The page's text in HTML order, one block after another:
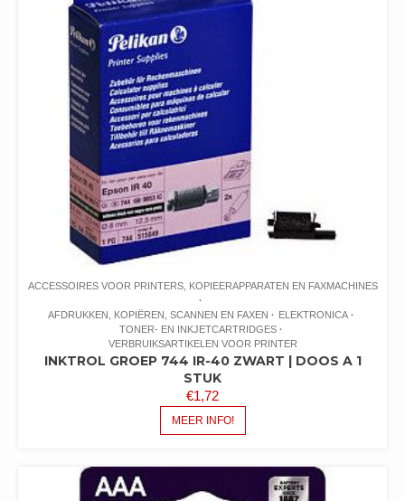
ACCESSOIRES VOOR PRINTERS, KOPIEERAPPARATEN EN FAXMACHINES
AFDRUKKEN, KOPIËREN, SCANNEN EN FAXEN
ELEKTRONICA
TONER- EN INKJETCARTRIDGES
VERBRUIKSARTIKELEN VOOR PRINTER
INKTROL GROEP 744 IR-40 ZWART | DOOS A 1
STUK
€1,72
MEER INFO!